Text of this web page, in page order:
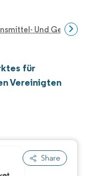
Und
für
Vereinigten
Share